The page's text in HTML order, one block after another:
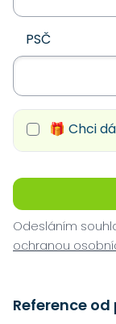
PSČ
🎁 Chci
Odesláním
ochranou
Reference